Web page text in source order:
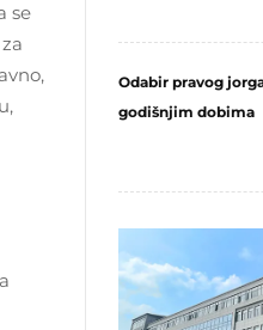
se
Odabir pravog
godišnjim dobima